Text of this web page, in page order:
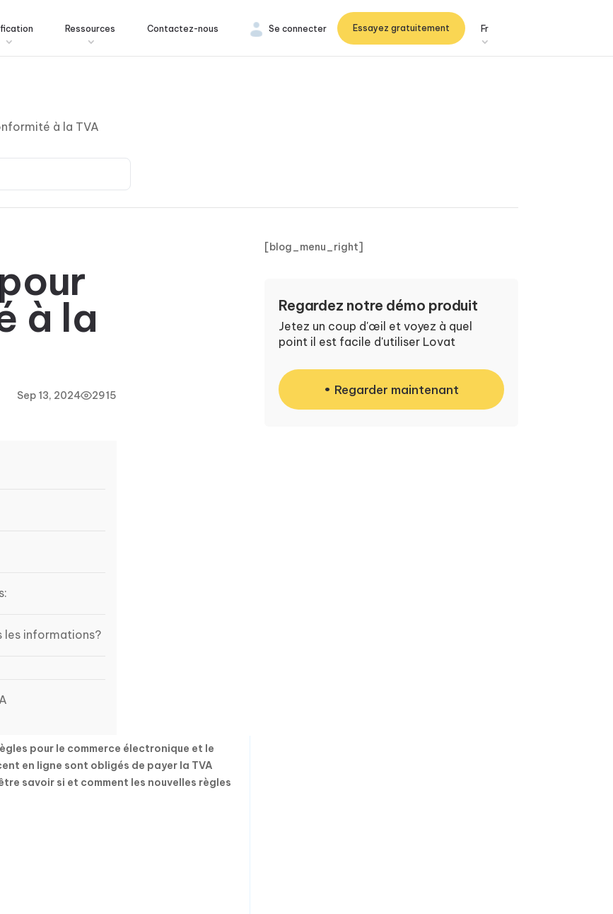
Ressources Contactez-nous Fr
Essayez gratuitement
Se connecter
à la TVA
à la
Sep 13, 2024 2915
les informations?
pour le commerce électronique et le
en ligne sont obligés de payer la TVA
savoir si et comment les nouvelles règles
[blog_menu_right]
Regardez notre démo produit
Jetez un coup d'œil et voyez à quel
point il est facile d'utiliser Lovat
Regarder maintenant